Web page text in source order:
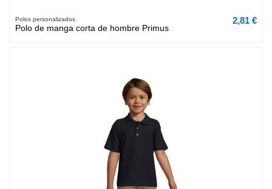
Polos personalizados
Polo de manga corta de hombre Primus
2,81 €